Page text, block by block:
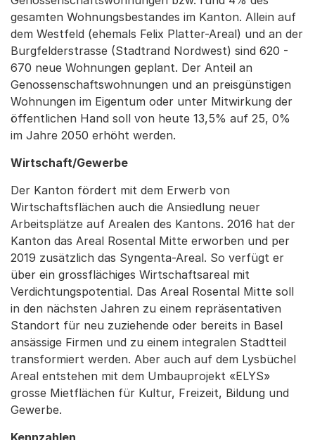
gesamten Wohnungsbestandes im Kanton. Allein auf
dem Westfeld (ehemals Felix Platter-Areal) und an der
Burgfelderstrasse (Stadtrand Nordwest) sind 620 -
670 neue Wohnungen geplant. Der Anteil an
Genossenschaftswohnungen und an preisgünstigen
Wohnungen im Eigentum oder unter Mitwirkung der
öffentlichen Hand soll von heute 13,5% auf 25, 0%
im Jahre 2050 erhöht werden.
Wirtschaft/Gewerbe
Der Kanton fördert mit dem Erwerb von
Wirtschaftsflächen auch die Ansiedlung neuer
Arbeitsplätze auf Arealen des Kantons. 2016 hat der
Kanton das Areal Rosental Mitte erworben und per
2019 zusätzlich das Syngenta-Areal. So verfügt er
über ein grossflächiges Wirtschaftsareal mit
Verdichtungspotential. Das Areal Rosental Mitte soll
in den nächsten Jahren zu einem repräsentativen
Standort für neu zuziehende oder bereits in Basel
ansässige Firmen und zu einem integralen Stadtteil
transformiert werden. Aber auch auf dem Lysbüchel
Areal entstehen mit dem Umbauprojekt «ELYS»
grosse Mietflächen für Kultur, Freizeit, Bildung und
Gewerbe.
Kennzahlen